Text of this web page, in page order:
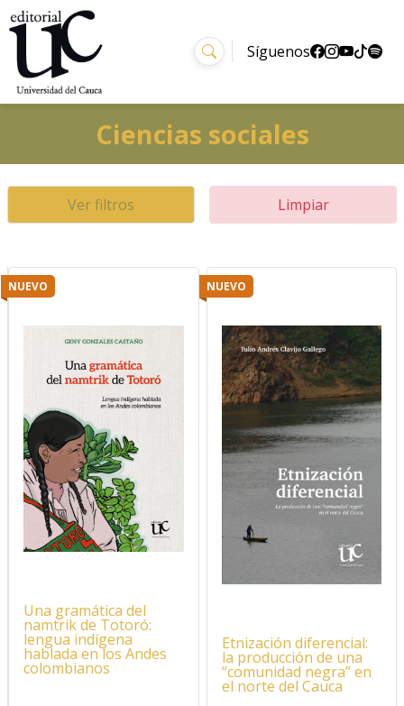
Síguenos
Ciencias sociales
Ver filtros Limpiar
NUEVO
Una gramática del
namtrik de Totoró:
lengua indígena
hablada en los Andes
colombianos
NUEVO
Etnización diferencial:
la producción de una
“comunidad negra” en
el norte del Cauca